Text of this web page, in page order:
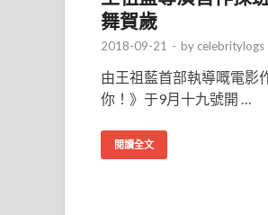
舞賀歲
2018-09-21 - by celebritylogs
由王祖藍首部執導嘅電影
你！》于9月十九號開 …
閱讀全文